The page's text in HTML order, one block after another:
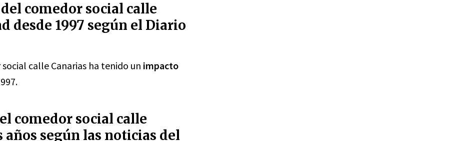
comedor social calle
desde 1997 según el Diario
calle Canarias ha tenido un impacto
comedor social calle
años según las noticias del